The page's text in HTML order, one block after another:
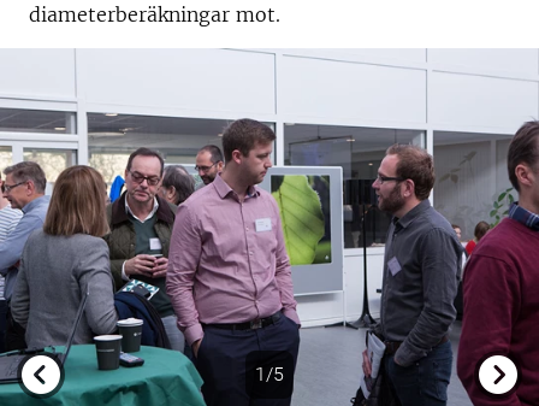
diameterberäkningar mot.
1/5